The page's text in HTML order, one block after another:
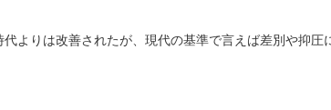
代よりは改善されたが、現代の基準で言えば差別や抑